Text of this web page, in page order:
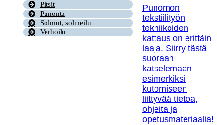
Pitsit
Punonta
Solmut, solmeilu
Verhoilu
Punomon
tekstiilityön
tekniikoiden
kattaus on erittäin
laaja. Siirry tästä
suoraan
katselemaan
esimerkiksi
kutomiseen
liittyvää tietoa,
ohjeita ja
opetusmateriaalia!